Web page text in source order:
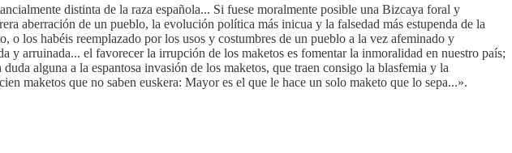
distinta de la raza española... Si fuese moralmente posible una Bizcaya foral y
aberración de un pueblo, la evolución política más inicua y la falsedad más estupenda de la
los habéis reemplazado por los usos y costumbres de un pueblo a la vez afeminado y
y arruinada... el favorecer la irrupción de los maketos es fomentar la inmoralidad en nuestro país;
alguna a la espantosa invasión de los maketos, que traen consigo la blasfemia y la
maketos que no saben euskera: Mayor es el que le hace un solo maketo que lo sepa...».